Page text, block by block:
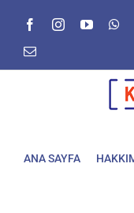
FacebookInstagram
E-
ANA SAYFA